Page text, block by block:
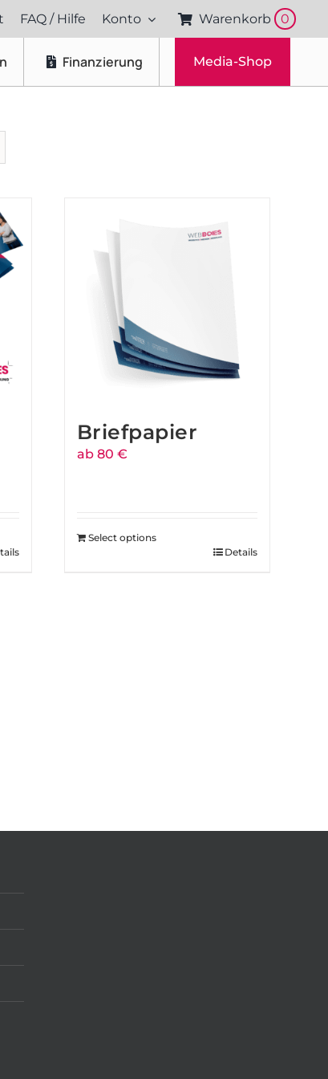
FAQ / Hilfe Konto Warenkorb 0
Finanzierung Media-Shop
Briefpapier
ab 80 €
Select options
Details